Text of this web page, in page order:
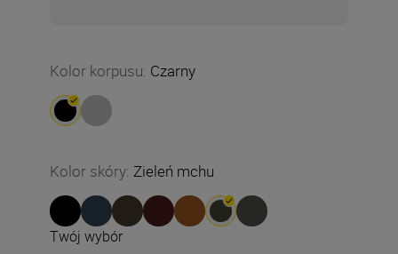
Kolor korpusu: Czarny
Kolor skóry: Zieleń mchu
Twój wybór